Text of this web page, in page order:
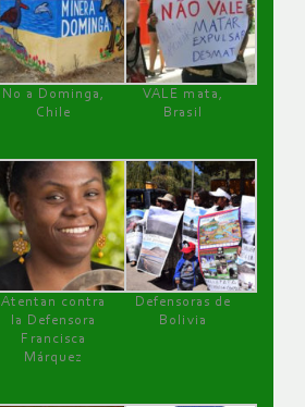
No a Dominga,
Chile
VALE mata,
Brasil
Atentan contra
la Defensora
Francisca
Márquez
Defensoras de
Bolivia